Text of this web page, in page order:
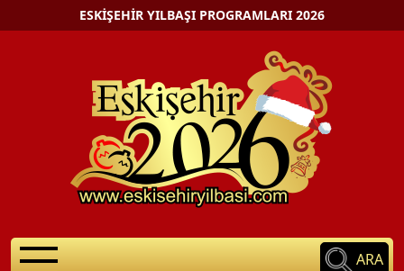
ESKIŞEHIR YILBAŞI PROGRAMLARI 2026
ARA